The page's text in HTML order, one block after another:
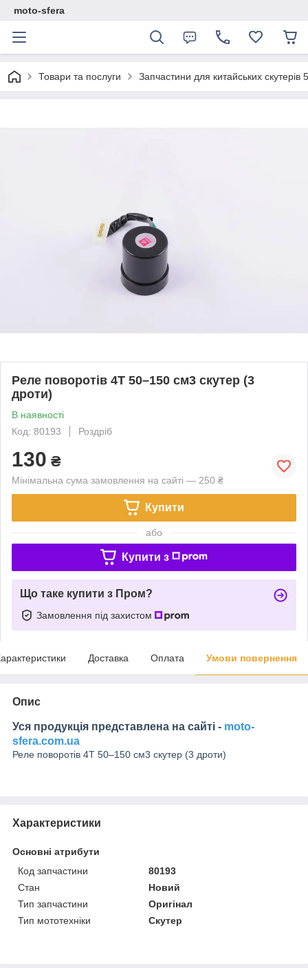
moto-sfera
Товари та послуги Запчастини для китайських
Реле поворотів 4T 50–150 см3 скутер (3
дроти)
В наявності
Код: 80193
Роздріб
130 ₴
Мінімальна сума замовлення на сайті — 250 ₴
Купити
або
Купити з
Що таке купити з Пром?
Замовлення під захистом
Доставка Оплата Умови повернення
Опис
Уся продукція представлена на сайті - moto-
sfera.com.ua
Реле поворотів 4T 50–150 см3 скутер (3 дроти)
Характеристики
Основні атрибути
Код запчастини
80193
Стан
Новий
Тип запчастини
Оригінал
Тип мототехніки
Скутер